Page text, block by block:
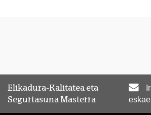
Elikadura-Kalitatea eta
Segurtasuna Masterra